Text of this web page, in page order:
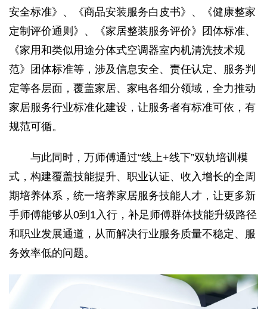
安全标准》、《商品安装服务白皮书》、《健康整家
定制评价通则》、《家居整装服务评价》团体标准、
《家用和类似用途分体式空调器室内机清洗技术规
范》团体标准等，涉及信息安全、责任认定、服务判
定等各层面，覆盖家居、家电各细分领域，全力推动
家居服务行业标准化建设，让服务者有标准可依，有
规范可循。
与此同时，万师傅通过“线上+线下”双轨培训模
式，构建覆盖技能提升、职业认证、收入增长的全周
期培养体系，统一培养家居服务技能人才，让更多新
手师傅能够从0到1入行，补足师傅群体技能升级路径
和职业发展通道，从而解决行业服务质量不稳定、服
务效率低的问题。